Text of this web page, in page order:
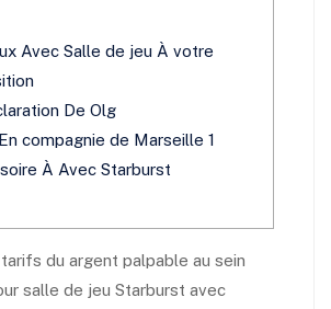
Avec Salle de jeu À votre
De Olg
compagnie de Marseille 1
À Avec Starburst
du argent palpable au sein
salle de jeu Starburst avec